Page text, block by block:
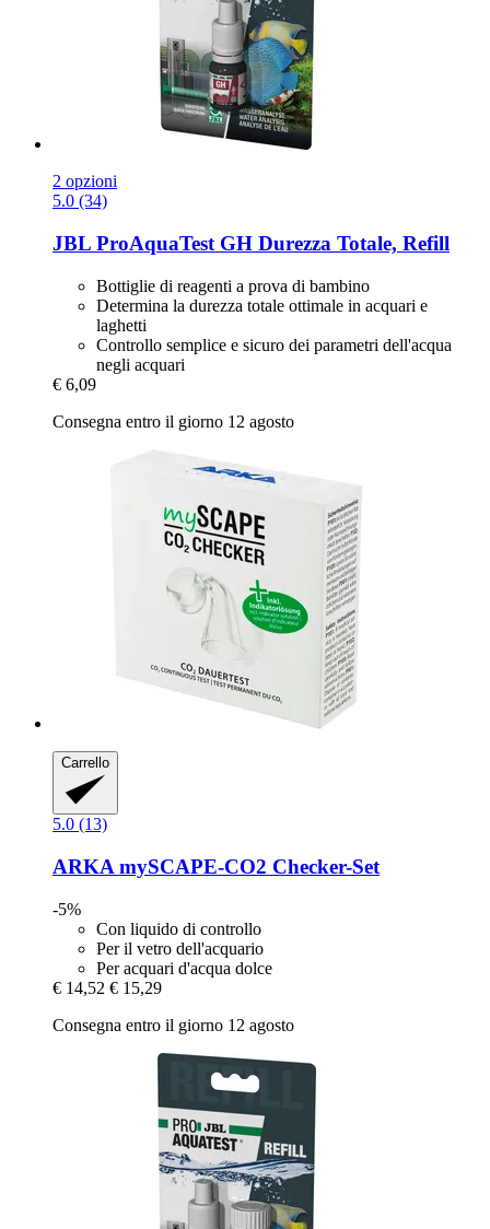
2 opzioni
5.0 (34)
JBL ProAquaTest GH Durezza Totale, Refill
Bottiglie di reagenti a prova di bambino
Determina la durezza totale ottimale in acquari e
laghetti
Controllo semplice e sicuro dei parametri dell'acqua
negli acquari
€ 6,09
Consegna entro il giorno 12 agosto
Carrello
5.0 (13)
ARKA mySCAPE-​CO2 Checker-​Set
-5%
Con liquido di controllo
Per il vetro dell'acquario
Per acquari d'acqua dolce
€ 14,52 € 15,29
Consegna entro il giorno 12 agosto